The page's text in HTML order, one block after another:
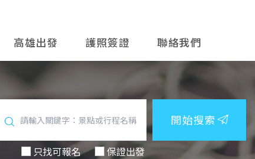
高雄出發 護照簽證 聯絡我們
只找可報名 保證出發
開始搜索